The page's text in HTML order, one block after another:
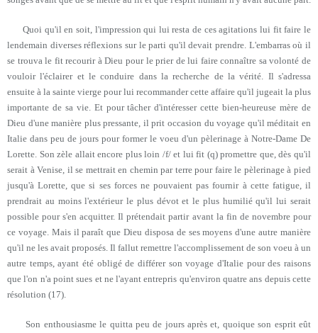
Quoi qu'il en soit, l'impression qui lui resta de ces agitations lui fit faire le
lendemain diverses réflexions sur le parti qu'il devait prendre. L'embarras où il
se trouva le fit recourir à Dieu pour le prier de lui faire connaître sa volonté de
vouloir l'éclairer et le conduire dans la recherche de la vérité. Il s'adressa
ensuite à la sainte vierge pour lui recommander cette affaire qu'il jugeait la plus
importante de sa vie. Et pour tâcher d'intéresser cette bien-heureuse mère de
Dieu d'une manière plus pressante, il prit occasion du voyage qu'il méditait en
Italie dans peu de jours pour former le voeu d'un pèlerinage à Notre-Dame De
Lorette. Son zèle allait encore plus loin /f/ et lui fit (q) promettre que, dès qu'il
serait à Venise, il se mettrait en chemin par terre pour faire le pèlerinage à pied
jusqu'à Lorette, que si ses forces ne pouvaient pas fournir à cette fatigue, il
prendrait au moins l'extérieur le plus dévot et le plus humilié qu'il lui serait
possible pour s'en acquitter. Il prétendait partir avant la fin de novembre pour
ce voyage. Mais il paraît que Dieu disposa de ses moyens d'une autre manière
qu'il ne les avait proposés. Il fallut remettre l'accomplissement de son voeu à un
autre temps, ayant été obligé de différer son voyage d'Italie pour des raisons
que l'on n'a point sues et ne l'ayant entrepris qu'environ quatre ans depuis cette
résolution (17).
Son enthousiasme le quitta peu de jours après et, quoique son esprit eût